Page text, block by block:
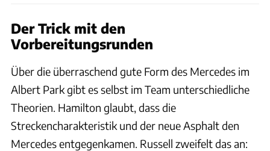
Der Trick mit den
Vorbereitungsrunden
Über die überraschend gute Form des Mercedes im
Albert Park gibt es selbst im Team unterschiedliche
Theorien. Hamilton glaubt, dass die
Streckencharakteristik und der neue Asphalt den
Mercedes entgegenkamen. Russell zweifelt das an: